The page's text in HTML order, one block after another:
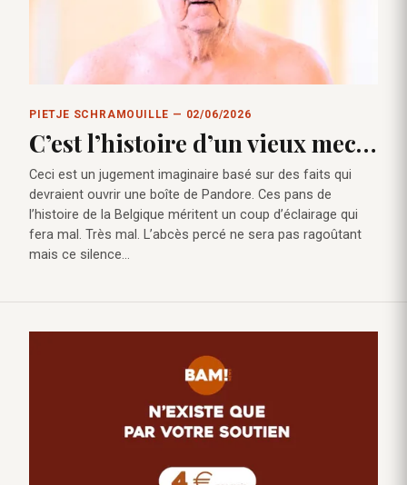
PIETJE SCHRAMOUILLE — 02/06/2026
C’est l’histoire d’un vieux mec…
Ceci est un jugement imaginaire basé sur des faits qui
devraient ouvrir une boîte de Pandore. Ces pans de
l’histoire de la Belgique méritent un coup d’éclairage qui
fera mal. Très mal. L’abcès percé ne sera pas ragoûtant
mais ce silence…